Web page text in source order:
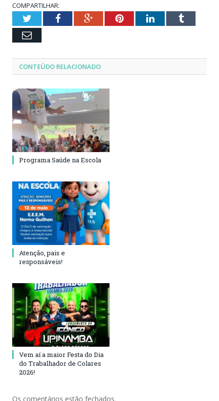
COMPARTILHAR:
TwitterFacebookGoogle+PinterestLinkedInTumblr
Email
CONTEÚDO RELACIONADO
Programa Saúde na Escola
Atenção, pais e
responsáveis!
Vem aí a maior Festa do Dia
do Trabalhador de Colares
2026!
Os comentários estão fechados.